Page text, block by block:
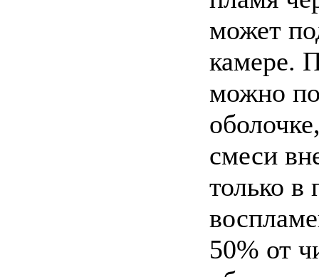
может
камере.
можно
смеси
только в
50% от